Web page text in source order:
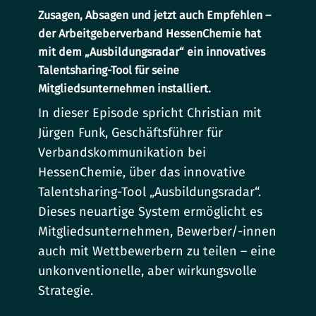
Zusagen, Absagen und jetzt auch Empfehlen –
der Arbeitgeberverband HessenChemie hat
mit dem „Ausbildungsradar“ ein innovatives
Talentsharing-Tool für seine
Mitgliedsunternehmen installiert.
In dieser Episode spricht Christian mit
Jürgen Funk, Geschäftsführer für
Verbandskommunikation bei
HessenChemie, über das innovative
Talentsharing-Tool „Ausbildungsradar“.
Dieses neuartige System ermöglicht es
Mitgliedsunternehmen, Bewerber/-innen
auch mit Wettbewerbern zu teilen – eine
unkonventionelle, aber wirkungsvolle
Strategie.